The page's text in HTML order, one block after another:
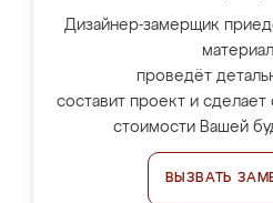
Дизайнер-замерщик
проведёт
составит проект и сделает
стоимости Вашей
ВЫЗВАТЬ